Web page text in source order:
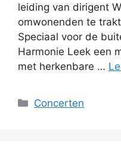
leiding van dirigent
omwonenden te
Speciaal voor de
Harmonie Leek een
met herkenbare …
Categorieën
Concerten